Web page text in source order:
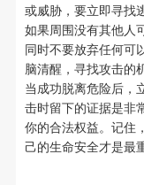
或威胁，要立即寻找
如果周围没有其他人
同时不要放弃任何可
脑清醒，寻找攻击的
当成功脱离危险后，
击时留下的证据是非
你的合法权益。记住
己的生命安全才是最